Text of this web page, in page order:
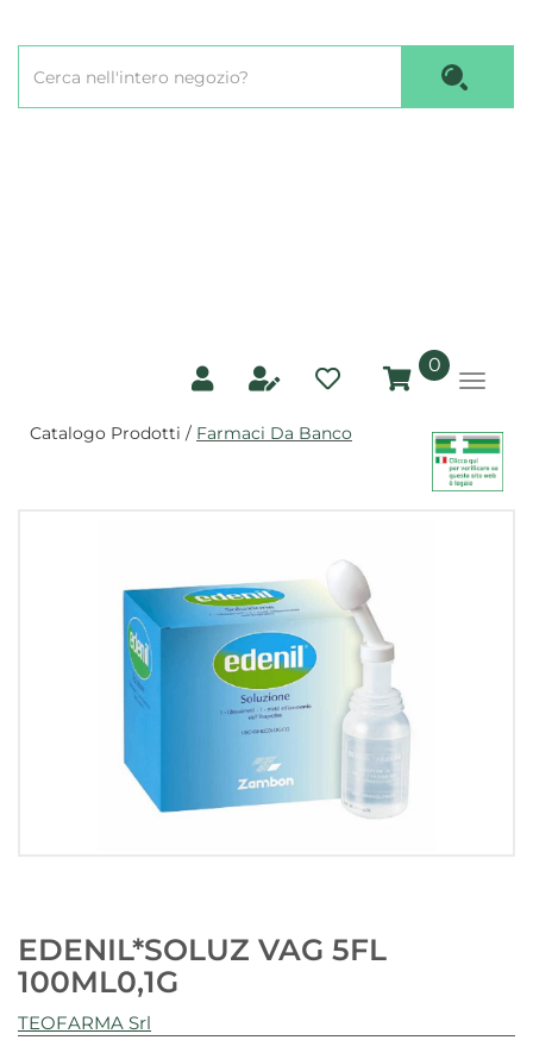
principale
Prodotto
0prodotti
inseriti
Catalogo Prodotti / Farmaci Da Banco
EDENIL*SOLUZ VAG 5FL
100ML0,1G
TEOFARMA Srl